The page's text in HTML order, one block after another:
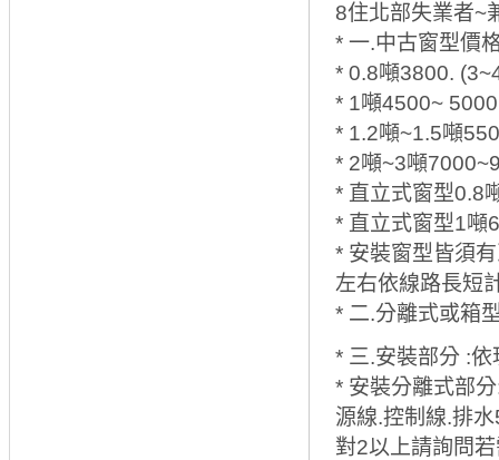
8住北部失業者~
* 一.中古窗型價
* 0.8噸3800.
* 1噸4500~
* 1.2噸~1.5噸
* 2噸~3噸
* 直立式窗型0.8
* 直立式窗型1噸
* 安裝窗型皆須
左右依線路長短
* 二.分離式或箱
* 三.安裝部分 :
* 安裝分離式部
源線.控制線.排
對2以上請詢問